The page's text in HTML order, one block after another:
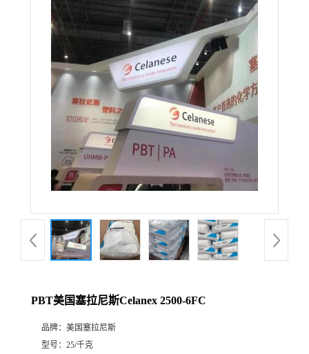
PBT美国塞拉尼斯Celanex 2500-6FC
品牌： 美国塞拉尼斯
型号： 25/千克